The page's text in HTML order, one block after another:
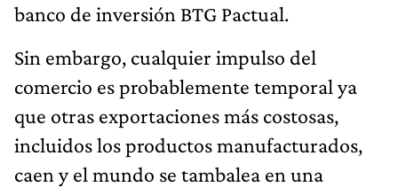
banco de inversión BTG Pactual.
Sin embargo, cualquier impulso del
comercio es probablemente temporal ya
que otras exportaciones más costosas,
incluidos los productos manufacturados,
caen y el mundo se tambalea en una